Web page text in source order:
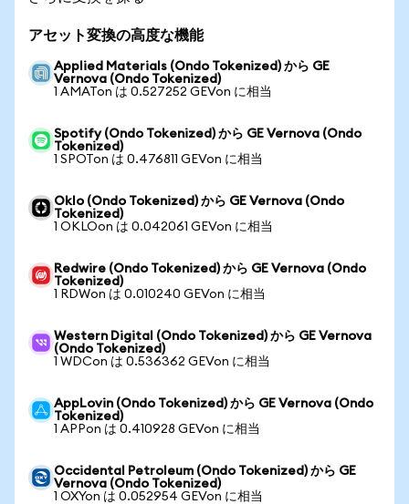
アセット変換の高度な機能
Applied Materials (Ondo Tokenized) から GE
Vernova (Ondo Tokenized)
1 AMATon は 0.527252 GEVon に相当
Spotify (Ondo Tokenized) から GE Vernova (Ondo
Tokenized)
1 SPOTon は 0.476811 GEVon に相当
Oklo (Ondo Tokenized) から GE Vernova (Ondo
Tokenized)
1 OKLOon は 0.042061 GEVon に相当
Redwire (Ondo Tokenized) から GE Vernova (Ondo
Tokenized)
1 RDWon は 0.010240 GEVon に相当
Western Digital (Ondo Tokenized) から GE Vernova
(Ondo Tokenized)
1 WDCon は 0.536362 GEVon に相当
AppLovin (Ondo Tokenized) から GE Vernova (Ondo
Tokenized)
1 APPon は 0.410928 GEVon に相当
Occidental Petroleum (Ondo Tokenized) から GE
Vernova (Ondo Tokenized)
1 OXYon は 0.052954 GEVon に相当